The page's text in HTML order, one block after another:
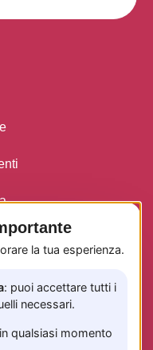
la tua esperienza.
: puoi accettare tutti i
necessari.
qualsiasi momento